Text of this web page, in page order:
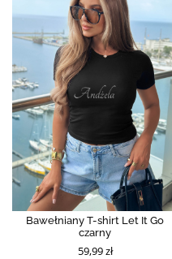
Bawełniany T-shirt Let It Go
czarny
59,99 zł